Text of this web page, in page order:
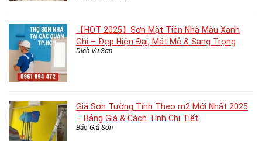
【HOT 2025】Sơn Mặt Tiền Nhà Màu Xanh
Ghi – Đẹp Hiện Đại, Mát Mẻ & Sang Trọng
Dịch Vụ Sơn
Giá Sơn Tường Tính Theo m2 Mới Nhất 2025
– Bảng Giá & Cách Tính Chi Tiết
Báo Giá Sơn